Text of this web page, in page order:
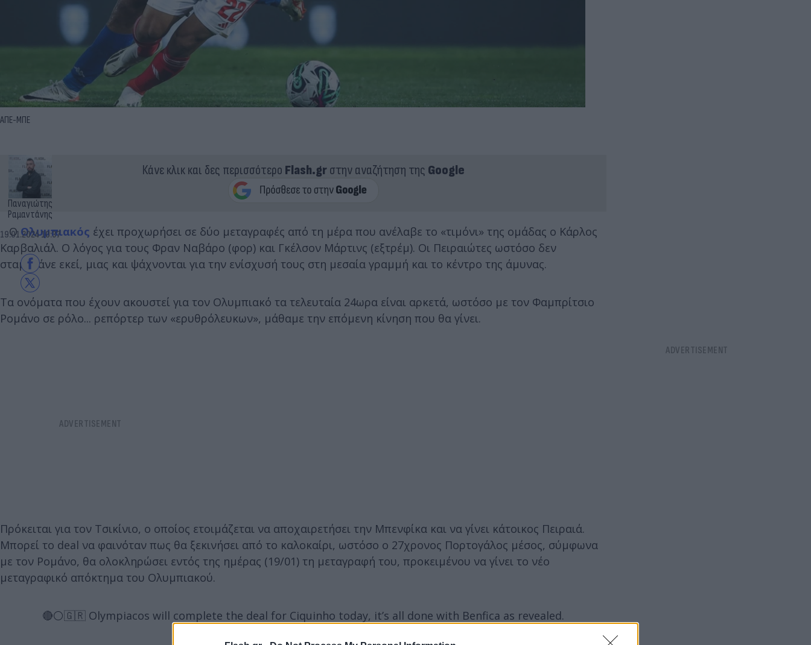
ΑΠΕ-ΜΠΕ
Παναγιώτης
Ραμαντάνης
19.01.2024 10:37
Κάνε κλικ και δες περισσότερο Flash.grστην αναζήτηση της Google
Ο Ολυμπιακός έχει προχωρήσει σε δύο μεταγραφές από τη μέρα που ανέλαβε το «τιμόνι» της ομάδας ο Κάρλος
Καρβαλιάλ. Ο λόγος για τους Φραν Ναβάρο (φορ) και Γκέλσον Μάρτινς (εξτρέμ). Οι Πειραιώτες ωστόσο δεν
σταματάνε εκεί, μιας και ψάχνονται για την ενίσχυσή τους στη μεσαία γραμμή και το κέντρο της άμυνας.
Τα ονόματα που έχουν ακουστεί για τον Ολυμπιακό τα τελευταία 24ωρα είναι αρκετά, ωστόσο με τον Φαμπρίτσιο
Ρομάνο σε ρόλο... ρεπόρτερ των «ερυθρόλευκων», μάθαμε την επόμενη κίνηση που θα γίνει.
Πρόκειται για τον Τσικίνιο, ο οποίος ετοιμάζεται να αποχαιρετήσει την Μπενφίκα και να γίνει κάτοικος Πειραιά.
Μπορεί το deal να φαινόταν πως θα ξεκινήσει από το καλοκαίρι, ωστόσο ο 27χρονος Πορτογάλος μέσος, σύμφωνα
με τον Ρομάνο, θα ολοκληρώσει εντός της ημέρας (19/01) τη μεταγραφή του, προκειμένου να γίνει το νέο
μεταγραφικό απόκτημα του Ολυμπιακού.
🔴⚪️🇬🇷 Olympiacos will complete the deal for Ciquinho today, it’s all done with Benfica as revealed.